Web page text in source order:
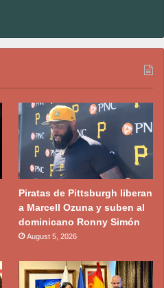
Piratas de Pittsburgh liberan
a Marcell Ozuna y suben al
dominicano Ronny Simón
August 5, 2026